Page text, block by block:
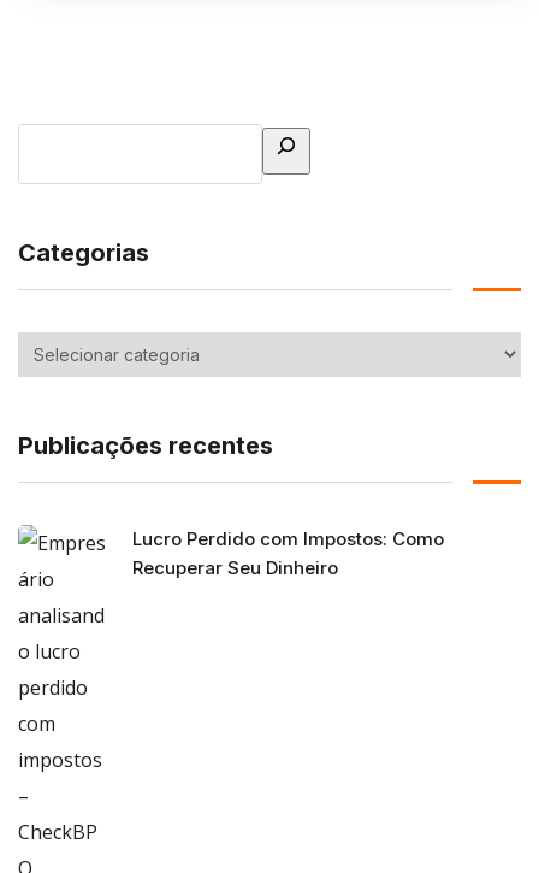
Categorias
Publicações recentes
Lucro Perdido com Impostos: Como
Recuperar Seu Dinheiro